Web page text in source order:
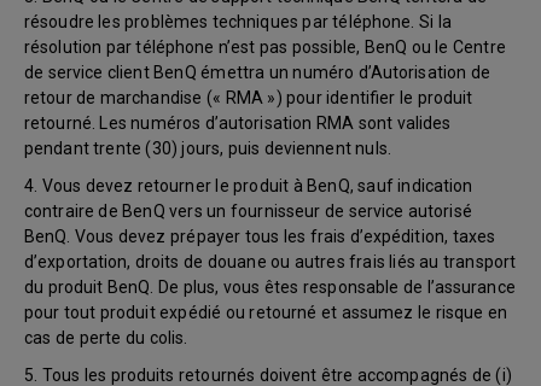
résoudre les problèmes techniques par téléphone. Si la
résolution par téléphone n’est pas possible, BenQ ou le Centre
de service client BenQ émettra un numéro d’Autorisation de
retour de marchandise (« RMA ») pour identifier le produit
retourné. Les numéros d’autorisation RMA sont valides
pendant trente (30) jours, puis deviennent nuls.
4. Vous devez retourner le produit à BenQ, sauf indication
contraire de BenQ vers un fournisseur de service autorisé
BenQ. Vous devez prépayer tous les frais d’expédition, taxes
d’exportation, droits de douane ou autres frais liés au transport
du produit BenQ. De plus, vous êtes responsable de l’assurance
pour tout produit expédié ou retourné et assumez le risque en
cas de perte du colis.
5. Tous les produits retournés doivent être accompagnés de (i)